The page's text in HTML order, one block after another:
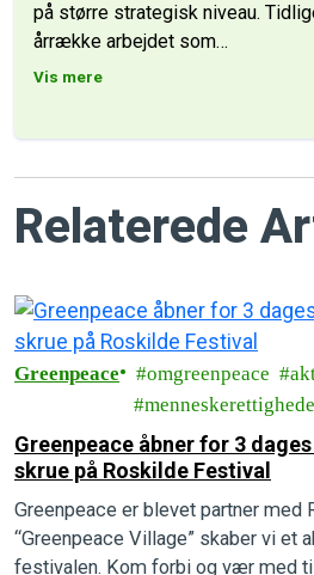
på større strategisk niveau.
årrække arbejdet som…
Vis mere
Relaterede
Greenpeace omgreenpeace
Greenpeace åbner for 3
skrue på Roskilde Festival
Greenpeace er blevet partner med
“Greenpeace Village” skaber vi et
festivalen. Kom forbi og vær med